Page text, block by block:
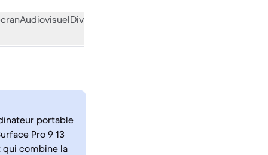
AudiovisuelDivers
portable
Pro 9 13
qui combine la